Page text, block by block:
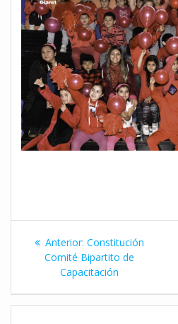
Navegación
entradas
Anterior: Entrada
anterior:
Constitución
Comité Bipartito de
Capacitación